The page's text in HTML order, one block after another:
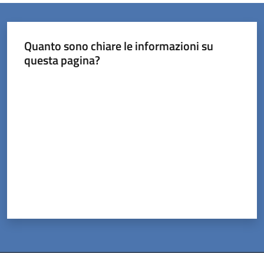
Quanto sono chiare le informazioni su
questa pagina?